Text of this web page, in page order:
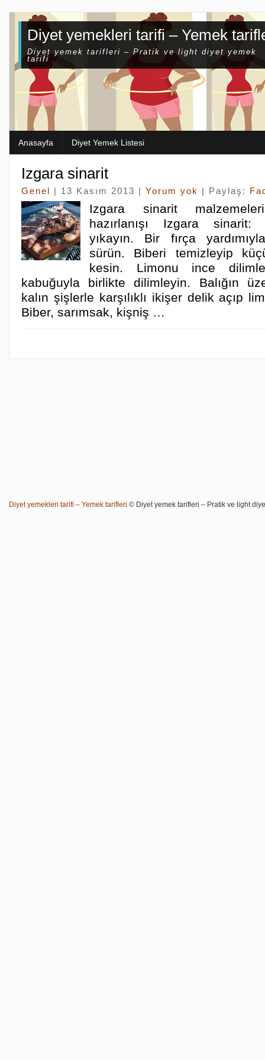
Diyet yemekleri tarifi – Yemek
Diyet yemek tarifleri – Pratik ve light diyet yemek
tarifi
Anasayfa Diyet Yemek Listesi
Izgara sinarit
Genel | 13 Kasım 2013 | Yorum yok | Paylaş:
Izgara sinarit
hazırlanışı Izgara sinarit:
yıkayın. Bir fırça
sürün. Biberi temizleyip
kesin. Limonu ince
kabuğuyla birlikte dilimleyin. Balığın
kalın şişlerle karşılıklı ikişer delik açıp
Biber, sarımsak, kişniş …
Diyet yemekleri tarifi – Yemek tarifleri © Diyet yemek tarifleri – Pratik ve light